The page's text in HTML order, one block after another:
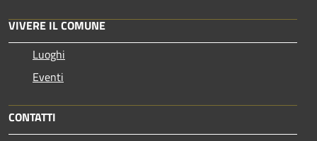
VIVERE IL COMUNE
Luoghi
Eventi
CONTATTI